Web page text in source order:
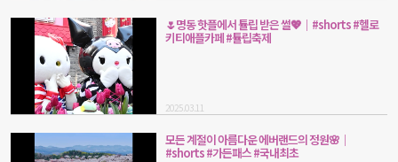
🌷명동 핫플에서 튤립 받은 썰💖｜#shorts #헬로
키티애플카페 #튤립축제
2025.03.11
모든 계절이 아름다운 에버랜드의 정원🌸｜
#shorts #가든패스 #국내최초